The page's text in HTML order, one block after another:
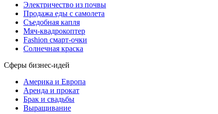
Электричество из почвы
Продажа еды с самолета
Съедобная капля
Мяч-квадрокоптер
Fashion смарт-очки
Солнечная краска
Сферы бизнес-идей
Америка и Европа
Аренда и прокат
Брак и свадьбы
Выращивание